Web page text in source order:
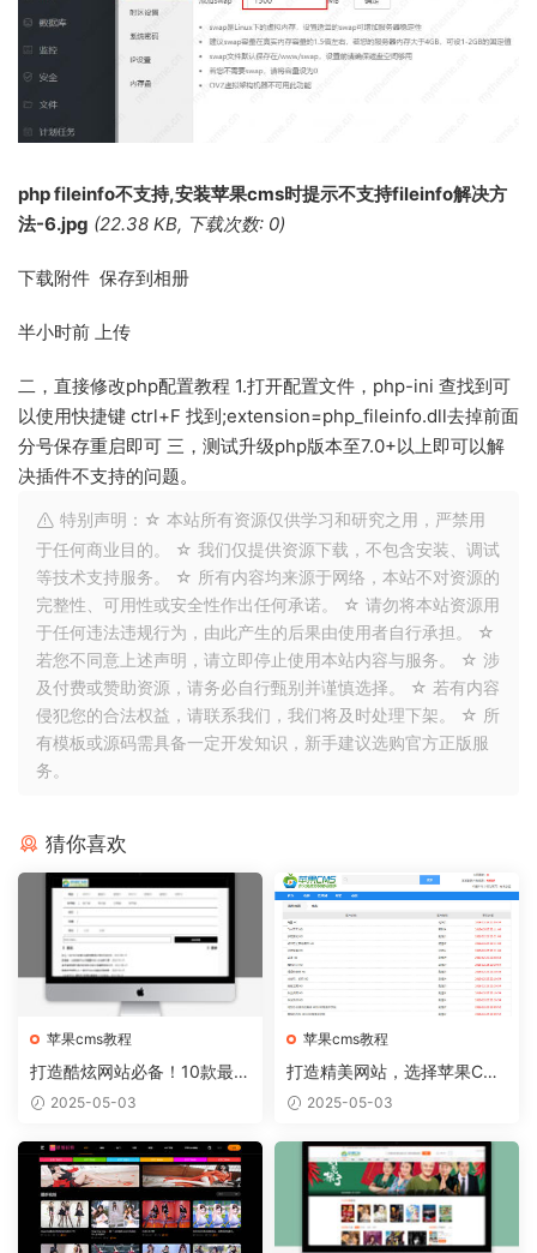
php fileinfo不支持,安装苹果cms时提示不支持fileinfo解决方
法-6.jpg (22.38 KB, 下载次数: 0)
下载附件 保存到相册
半小时前 上传
二，直接修改php配置教程 1.打开配置文件，php-ini 查找到可
以使用快捷键 ctrl+F 找到;extension=php_fileinfo.dll去掉前面
分号保存重启即可 三，测试升级php版本至7.0+以上即可以解
决插件不支持的问题。
特别声明：☆ 本站所有资源仅供学习和研究之用，严禁用
于任何商业目的。 ☆ 我们仅提供资源下载，不包含安装、调试
等技术支持服务。 ☆ 所有内容均来源于网络，本站不对资源的
完整性、可用性或安全性作出任何承诺。 ☆ 请勿将本站资源用
于任何违法违规行为，由此产生的后果由使用者自行承担。 ☆
若您不同意上述声明，请立即停止使用本站内容与服务。 ☆ 涉
及付费或赞助资源，请务必自行甄别并谨慎选择。 ☆ 若有内容
侵犯您的合法权益，请联系我们，我们将及时处理下架。 ☆ 所
有模板或源码需具备一定开发知识，新手建议选购官方正版服
务。
猜你喜欢
苹果cms教程
打造酷炫网站必备！10款最热
门的苹果CMS模板推荐
2025-05-03
苹果cms教程
打造精美网站，选择苹果CM
S模板从容实现
2025-05-03